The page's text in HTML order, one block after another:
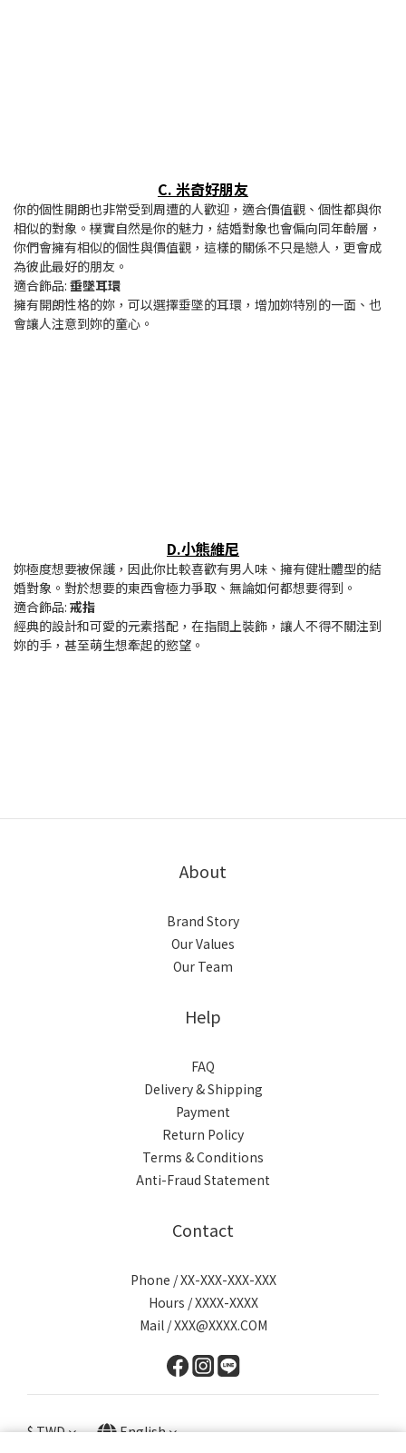
C. 米奇好朋友
你的個性開朗也非常受到周遭的人歡迎，適合價值觀、個性都與你
相似的對象。樸實自然是你的魅力，結婚對象也會偏向同年齡層，
你們會擁有相似的個性與價值觀，這樣的關係不只是戀人，更會成
為彼此最好的朋友。
適合飾品: 垂墜耳環
擁有開朗性格的妳，可以選擇垂墜的耳環，增加妳特別的一面、也
會讓人注意到妳的童心。
D.小熊維尼
妳極度想要被保護，因此你比較喜歡有男人味、擁有健壯體型的結
婚對象。對於想要的東西會極力爭取、無論如何都想要得到。
適合飾品: 戒指
經典的設計和可愛的元素搭配，在指間上裝飾，讓人不得不關注到
妳的手，甚至萌生想牽起的慾望。
About
Brand Story
Our Values
Our Team
Help
FAQ
Delivery & Shipping
Payment
Return Policy
Terms & Conditions
Anti-Fraud Statement
Contact
Phone / XX-XXX-XXX-XXX
Hours / XXXX-XXXX
Mail / XXX@XXXX.COM
$TWD English